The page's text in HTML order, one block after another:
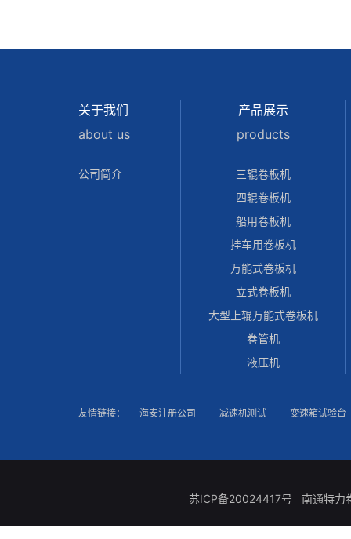
关于我们
about us
公司简介
产品展示
products
三辊卷板机
四辊卷板机
船用卷板机
挂车用卷板机
万能式卷板机
立式卷板机
大型上辊万能式卷板机
卷管机
液压机
友情链接： 海安注册公司 减速机测试 变速箱试验台
苏ICP备20024417号 南通特力